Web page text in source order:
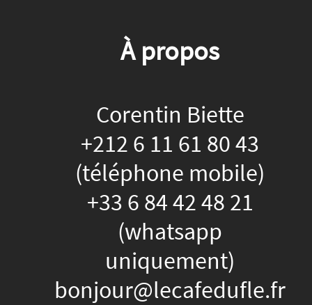
À propos
Corentin Biette
+212 6 11 61 80 43
(téléphone mobile)
+33 6 84 42 48 21
(whatsapp
uniquement)
bonjour@lecafedufle.fr